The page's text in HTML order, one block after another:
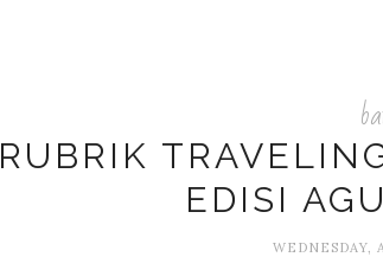
RUBRIK
EDISI
WEDNESDAY,